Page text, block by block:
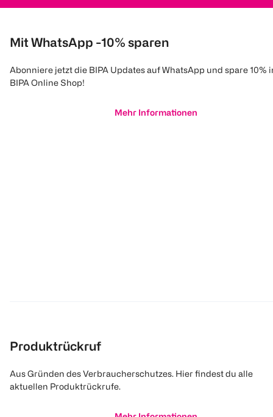
Mit WhatsApp -10% sparen
Abonniere jetzt die BIPA Updates auf WhatsApp und spare 10%
BIPA Online Shop!
Mehr Informationen
Produktrückruf
Aus Gründen des Verbraucherschutzes. Hier findest du alle
aktuellen Produktrückrufe.